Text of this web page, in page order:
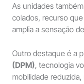
As unidades
colados, recurso
amplia a sensação
Outro destaque é a
(DPM), tecnologia
mobilidade